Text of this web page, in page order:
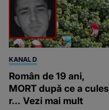
KANAL D
Român de 19 ani,
MORT după ce a cules
r... Vezi mai mult